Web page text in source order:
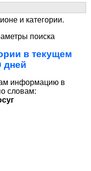
и категории.
поиска
в текущем
дней
информацию в
словам: